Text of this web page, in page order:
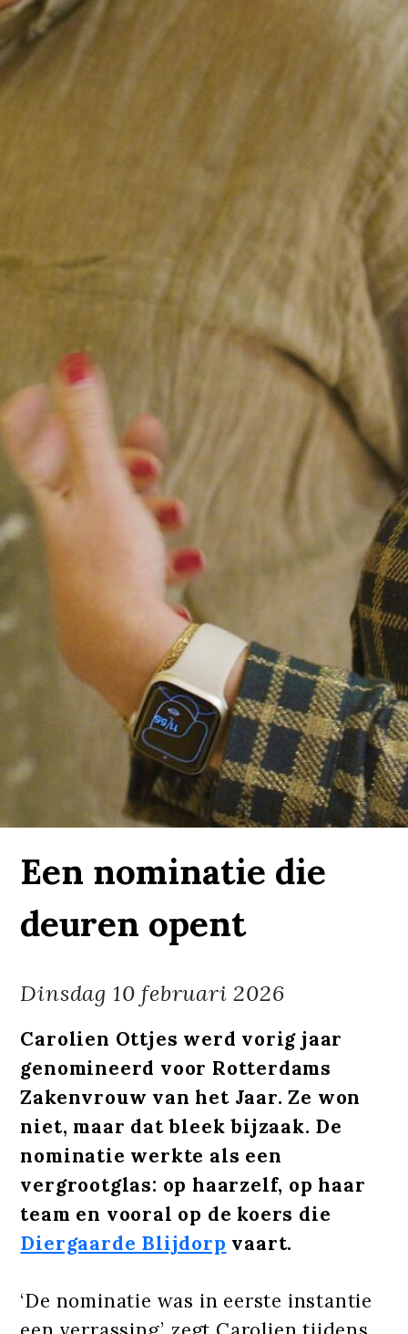
Een nominatie die
deuren opent
Dinsdag 10 februari 2026
Carolien Ottjes werd vorig jaar
genomineerd voor Rotterdams
Zakenvrouw van het Jaar. Ze won
niet, maar dat bleek bijzaak. De
nominatie werkte als een
vergrootglas: op haarzelf, op haar
team en vooral op de koers die
Diergaarde Blijdorp vaart.
‘De nominatie was in eerste instantie